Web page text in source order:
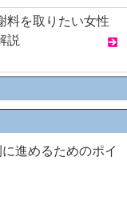
料を取りたい女性
説
進めるためのポイ